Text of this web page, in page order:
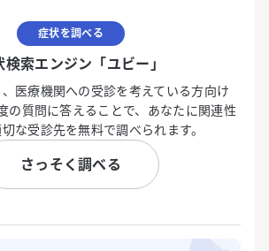
症状を調べる
検索エンジン「ユビー」
医療機関への受診を考えている方向け
の質問に答えることで、あなたに関連性
な受診先を無料で調べられます。
さっそく調べる